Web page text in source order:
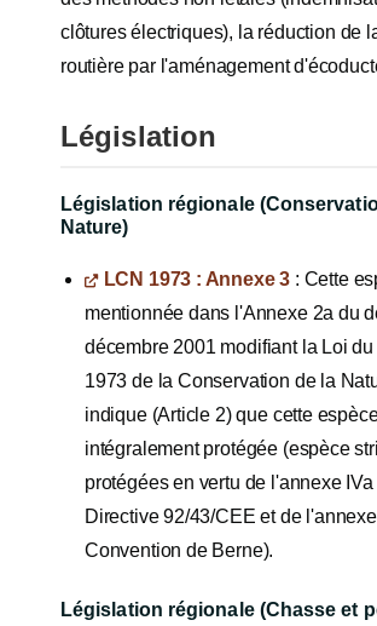
clôtures électriques), la réduction de
routière par l'aménagement
Législation
Législation régionale
Nature)
LCN 1973 : Annexe 3 : Cette
mentionnée dans l'Annexe 2a du
décembre 2001 modifiant la Loi
1973 de la Conservation de la
indique (Article 2) que cette
intégralement protégée (espèce
protégées en vertu de l'annexe IVa
Directive 92/43/CEE et de
Convention de Berne).
Législation régionale (Chasse et